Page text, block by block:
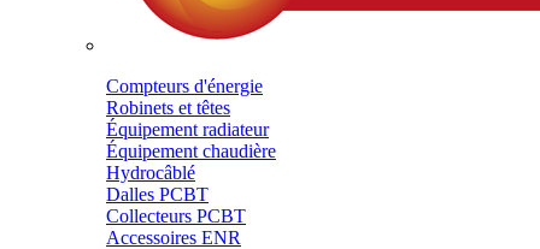
Compteurs d'énergie
Robinets et têtes
Équipement radiateur
Équipement chaudière
Hydrocâblé
Dalles PCBT
Collecteurs PCBT
Accessoires ENR